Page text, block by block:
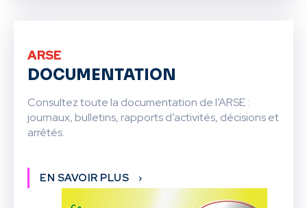
ARSE
DOCUMENTATION
Consultez toute la documentation de l’ARSE :
journaux, bulletins, rapports d’activités, décisions et
arrêtés.
EN SAVOIR PLUS